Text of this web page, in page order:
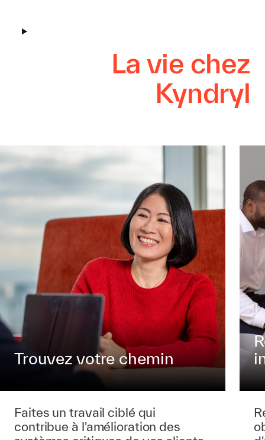
La vie chez
Kyndryl
Trouvez votre chemin
Faites un travail ciblé qui
contribue à l'amélioration des